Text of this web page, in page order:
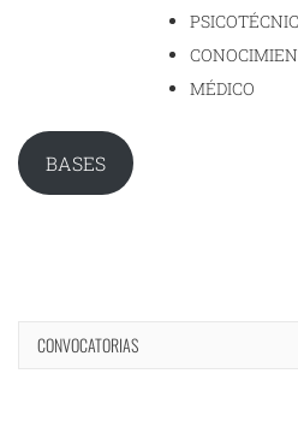
MÉDICO
BASES
CONVOCATORIAS